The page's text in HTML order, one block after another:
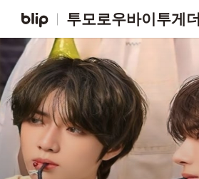
투모로우바이투게더